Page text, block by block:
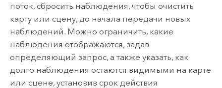
поток, сбросить наблюдения, чтобы очистить
карту или сцену, до начала передачи новых
наблюдений. Можно ограничить, какие
наблюдения отображаются, задав
определяющий запрос, а также указать, как
долго наблюдения остаются видимыми на карте
или сцене, установив срок действия